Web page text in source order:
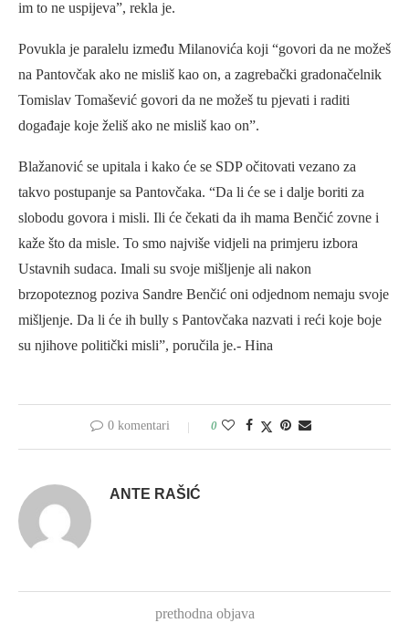
im to ne uspijeva”, rekla je.
Povukla je paralelu između Milanovića koji “govori da ne možeš
na Pantovčak ako ne misliš kao on, a zagrebački gradonačelnik
Tomislav Tomašević govori da ne možeš tu pjevati i raditi
događaje koje želiš ako ne misliš kao on”.
Blažanović se upitala i kako će se SDP očitovati vezano za
takvo postupanje sa Pantovčaka. “Da li će se i dalje boriti za
slobodu govora i misli. Ili će čekati da ih mama Benčić zovne i
kaže što da misle. To smo najviše vidjeli na primjeru izbora
Ustavnih sudaca. Imali su svoje mišljenje ali nakon
brzopoteznog poziva Sandre Benčić oni odjednom nemaju svoje
mišljenje. Da li će ih bully s Pantovčaka nazvati i reći koje boje
su njihove politički misli”, poručila je.- Hina
0 komentari 0
ANTE RAŠIĆ
prethodna objava